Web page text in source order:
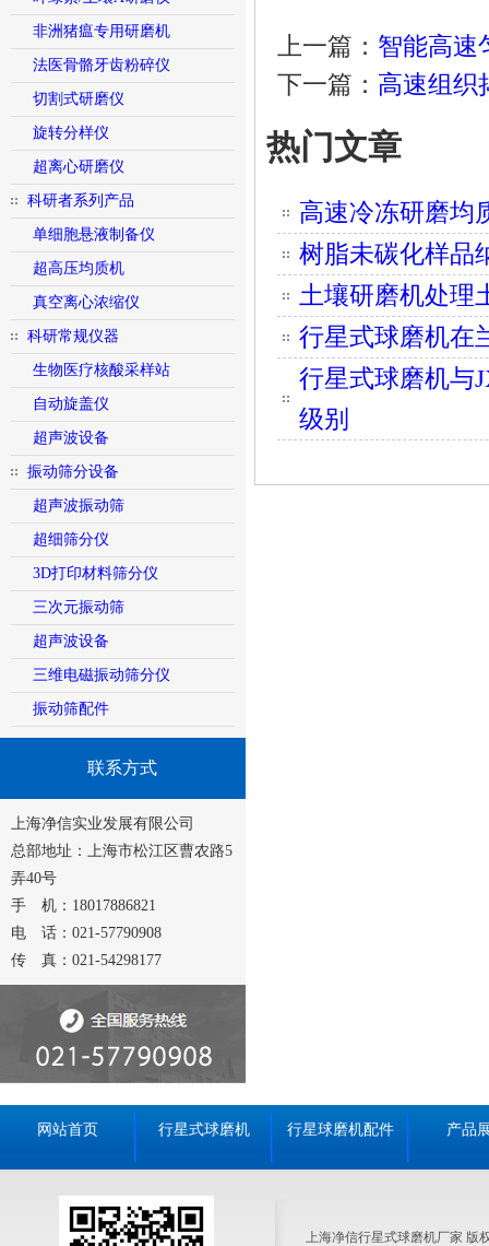
非洲猪瘟专用研磨机
法医骨骼牙齿粉碎仪
切割式研磨仪
旋转分样仪
超离心研磨仪
科研者系列产品
单细胞悬液制备仪
超高压均质机
真空离心浓缩仪
科研常规仪器
生物医疗核酸采样站
自动旋盖仪
超声波设备
振动筛分设备
超声波振动筛
超细筛分仪
3D打印材料筛分仪
三次元振动筛
超声波设备
三维电磁振动筛分仪
振动筛配件
联系方式
上海净信实业发展有限公司
总部地址：上海市松江区曹农路5
弄40号
手 机：18017886821
电 话：021-57790908
传 真：021-54298177
上一篇： 智能高速
下一篇： 高速组织
热门文章
高速冷冻研磨均
树脂未碳化样品
土壤研磨机处理
行星式球磨机在
行星式球磨机与
级别
网站首页 行星式球磨机 行星球磨机配件 产品
上海净信行星式球磨机厂家 版